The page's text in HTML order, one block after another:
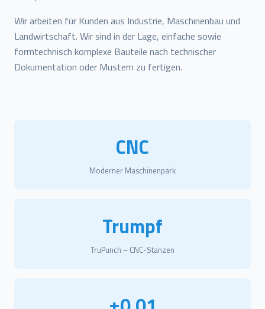
Wir arbeiten für Kunden aus Industrie, Maschinenbau und
Landwirtschaft. Wir sind in der Lage, einfache sowie
formtechnisch komplexe Bauteile nach technischer
Dokumentation oder Mustern zu fertigen.
CNC
Moderner Maschinenpark
Trumpf
TruPunch – CNC-Stanzen